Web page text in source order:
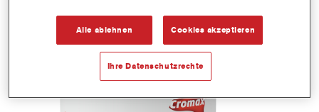
Link zur Artikelseite
Alle ablehnen Cookies akzeptieren
Ihre Datenschutzrechte